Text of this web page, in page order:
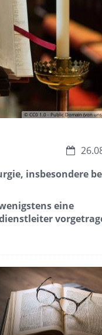
© CC0 1.0 - Public Domain (von
Datum:
insbesondere
eine